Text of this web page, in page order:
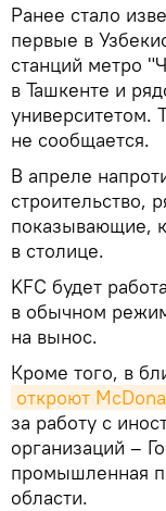
Ранее стало
первые в
станций метро
в Ташкенте и
университетом.
не сообщается.
В апреле
строительство,
показывающие,
в столице.
KFC будет
в обычном
на вынос.
Кроме того, в
откроют
за работу с
организаций –
промышленная
области.